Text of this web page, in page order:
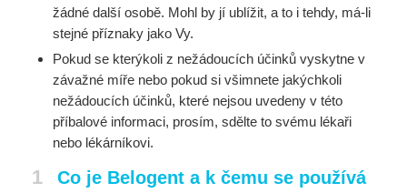
žádné další osobě. Mohl by jí ublížit, a to i tehdy, má-li
stejné příznaky jako Vy.
Pokud se kterýkoli z nežádoucích účinků vyskytne v
závažné míře nebo pokud si všimnete jakýchkoli
nežádoucích účinků, které nejsou uvedeny v této
příbalové informaci, prosím, sdělte to svému lékaři
nebo lékárníkovi.
1 Co je Belogent a k čemu se používá